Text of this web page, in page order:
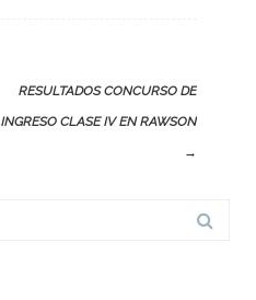
RESULTADOS CONCURSO DE
INGRESO CLASE IV EN RAWSON
→